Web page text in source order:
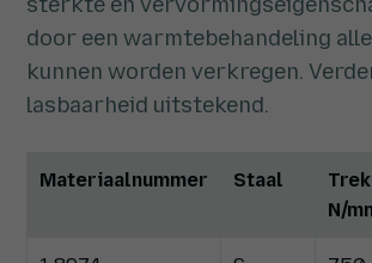
door een warmtebehandeling
kunnen worden verkregen.
lasbaarheid uitstekend.
Materiaalnummer Staal
N/